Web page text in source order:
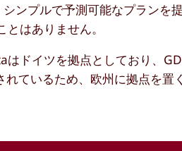
ンプルで予測可能なプランを
はありません。
はドイツを拠点としており、
ているため、欧州に拠点を置